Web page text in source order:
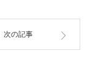
次の記事